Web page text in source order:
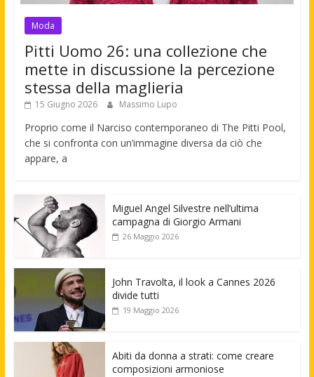
Moda
Pitti Uomo 26: una collezione che
mette in discussione la percezione
stessa della maglieria
15 Giugno 2026 Massimo Lupo
Proprio come il Narciso contemporaneo di The Pitti Pool,
che si confronta con un’immagine diversa da ciò che
appare, a
Miguel Angel Silvestre nell’ultima
campagna di Giorgio Armani
26 Maggio 2026
John Travolta, il look a Cannes 2026
divide tutti
19 Maggio 2026
Abiti da donna a strati: come creare
composizioni armoniose